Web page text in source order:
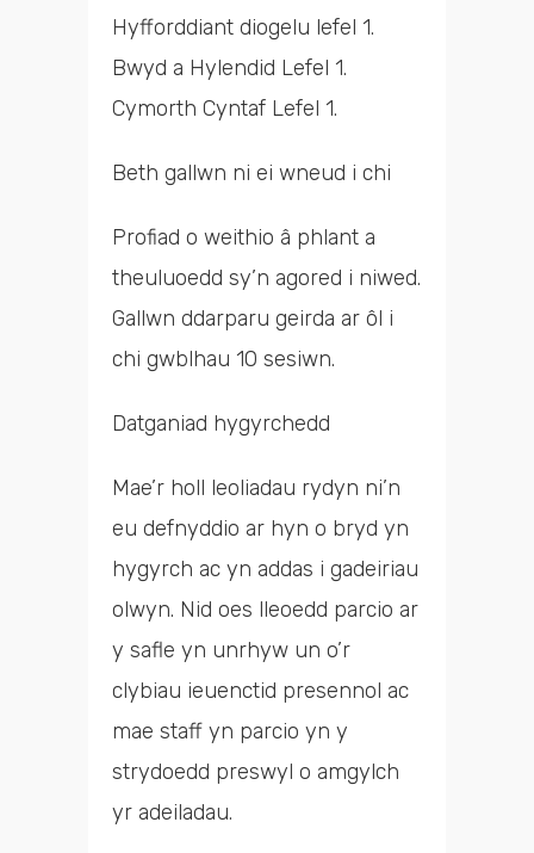
Hyfforddiant diogelu lefel 1.
Bwyd a Hylendid Lefel 1.
Cymorth Cyntaf Lefel 1.
Beth gallwn ni ei wneud i chi
Profiad o weithio â phlant a
theuluoedd sy’n agored i niwed.
Gallwn ddarparu geirda ar ôl i
chi gwblhau 10 sesiwn.
Datganiad hygyrchedd
Mae’r holl leoliadau rydyn ni’n
eu defnyddio ar hyn o bryd yn
hygyrch ac yn addas i gadeiriau
olwyn. Nid oes lleoedd parcio ar
y safle yn unrhyw un o’r
clybiau ieuenctid presennol ac
mae staff yn parcio yn y
strydoedd preswyl o amgylch
yr adeiladau.